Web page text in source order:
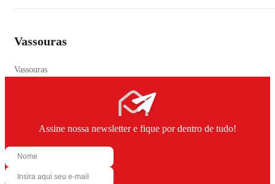
Vassouras
Vassouras
Assine nossa newsletter e fique por dentro de tudo!